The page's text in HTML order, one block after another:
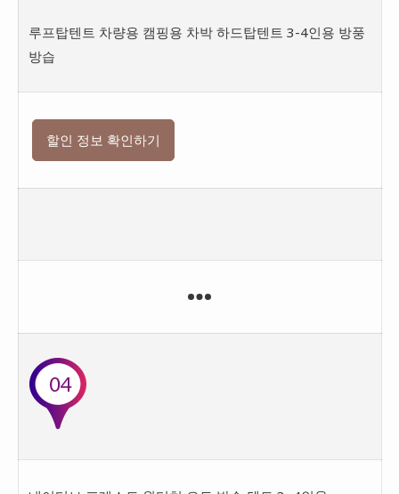
루프탑텐트 차량용 캠핑용 차박 하드탑텐트 3-4인용 방풍
방습
할인 정보 확인하기